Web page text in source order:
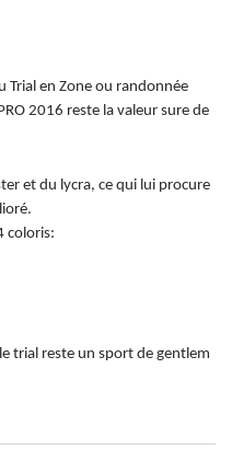
Trial en Zone ou randonnée
2016 reste la valeur sure de
et du lycra, ce qui lui procure
coloris:
trial reste un sport de gentlem